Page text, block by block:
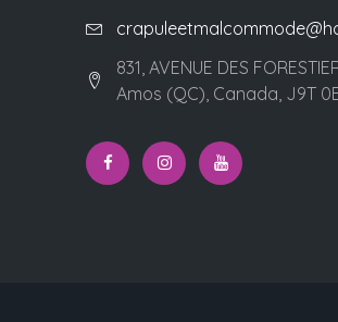
831, AVENUE DES
Amos (QC), Canada, J9T